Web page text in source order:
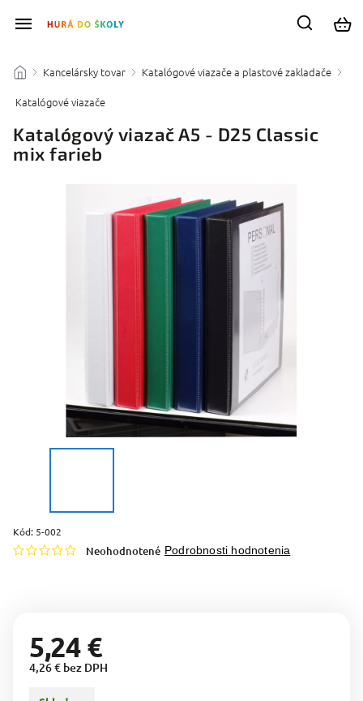
/ Kancelársky tovar / Katalógové viazače a plastové zakladače /
Katalógové viazače
Katalógový viazač A5 - D25 Classic
mix farieb
Kód: 5-002
Neohodnotené Podrobnosti hodnotenia
5,24 €
4,26 € bez DPH